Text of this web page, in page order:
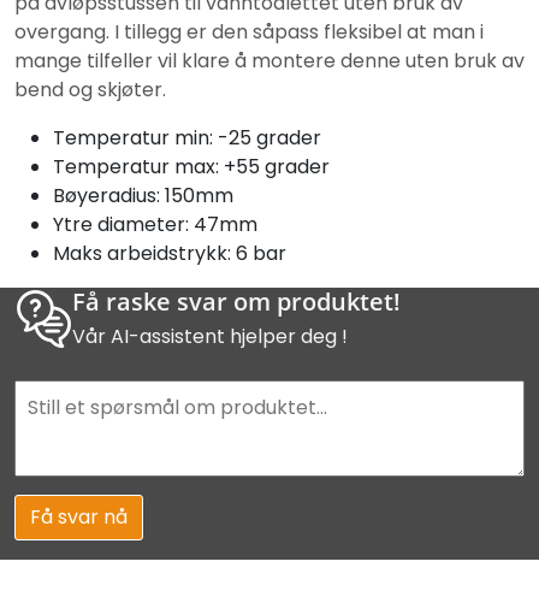
overgang. I tillegg er den såpass fleksibel at man i
mange tilfeller vil klare å montere denne uten bruk av
bend og skjøter.
Temperatur min: -25 grader
Temperatur max: +55 grader
Bøyeradius: 150mm
Ytre diameter: 47mm
Maks arbeidstrykk: 6 bar
Få raske svar om produktet!
Vår AI-assistent hjelper deg !
Få svar nå